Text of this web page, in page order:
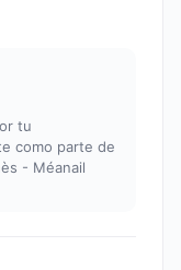
tu
como parte de
- Méanail